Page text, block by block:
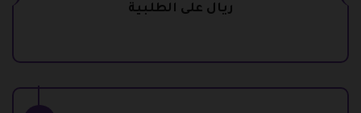
ريال على الطلبية